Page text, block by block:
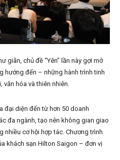
giãn, chủ đề “Yên” lần này gợi mở
hướng đến – những hành trình tinh
hóa và thiên nhiên.
đại diện đến từ hơn 50 doanh
đa ngành, tạo nên không gian giao
nhiều cơ hội hợp tác. Chương trình
khách sạn Hilton Saigon – đơn vị